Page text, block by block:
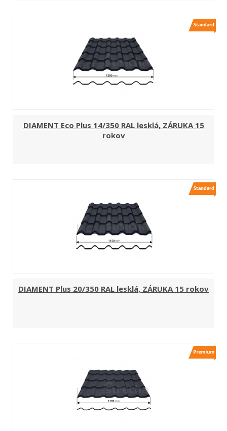
DIAMENT Eco Plus 14/350 RAL lesklá, ZÁRUKA 15
rokov
DIAMENT Plus 20/350 RAL lesklá, ZÁRUKA 15 rokov